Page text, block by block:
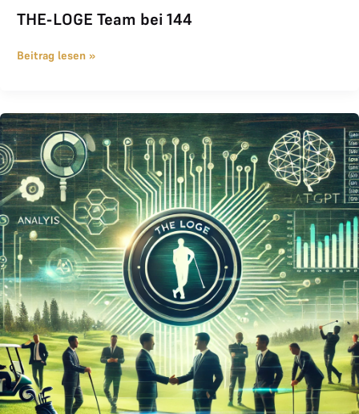
THE-LOGE Team bei 144
Beitrag lesen »
Business Analyse von ChatGPT über THE LOGE